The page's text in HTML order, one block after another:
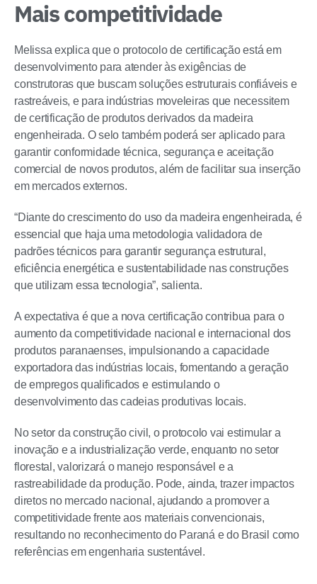
Mais competitividade
Melissa explica que o protocolo de certificação está em
desenvolvimento para atender às exigências de
construtoras que buscam soluções estruturais confiáveis e
rastreáveis, e para indústrias moveleiras que necessitem
de certificação de produtos derivados da madeira
engenheirada. O selo também poderá ser aplicado para
garantir conformidade técnica, segurança e aceitação
comercial de novos produtos, além de facilitar sua inserção
em mercados externos.
“Diante do crescimento do uso da madeira engenheirada, é
essencial que haja uma metodologia validadora de
padrões técnicos para garantir segurança estrutural,
eficiência energética e sustentabilidade nas construções
que utilizam essa tecnologia”, salienta.
A expectativa é que a nova certificação contribua para o
aumento da competitividade nacional e internacional dos
produtos paranaenses, impulsionando a capacidade
exportadora das indústrias locais, fomentando a geração
de empregos qualificados e estimulando o
desenvolvimento das cadeias produtivas locais.
No setor da construção civil, o protocolo vai estimular a
inovação e a industrialização verde, enquanto no setor
florestal, valorizará o manejo responsável e a
rastreabilidade da produção. Pode, ainda, trazer impactos
diretos no mercado nacional, ajudando a promover a
competitividade frente aos materiais convencionais,
resultando no reconhecimento do Paraná e do Brasil como
referências em engenharia sustentável.